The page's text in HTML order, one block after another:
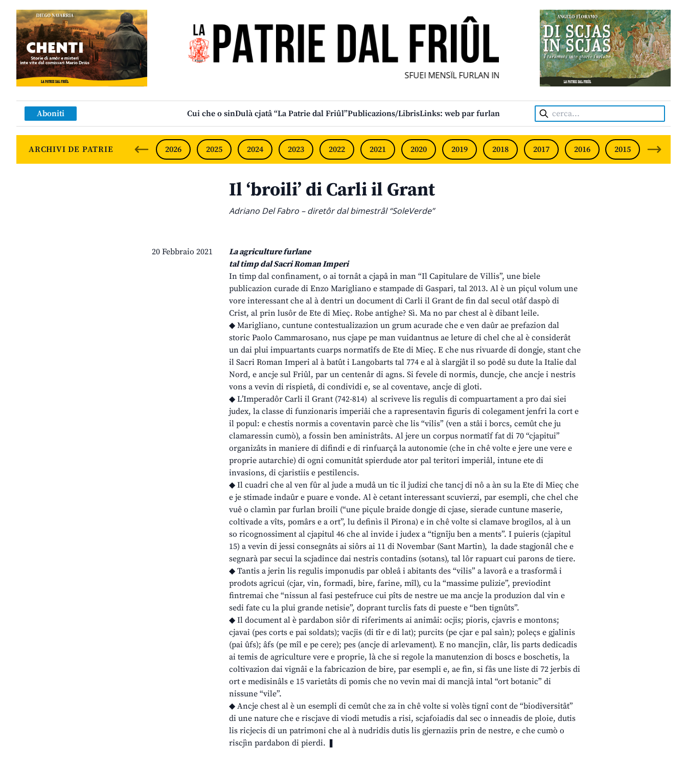
SFUEI MENSÎL FURLAN INDIPENDENT • INDEPENDENT FRIULIAN MONTHLY
Aboniti Cui che o sinDulà cjatâ “La Patrie dal Friûl”Publicazions/LibrisLinks: web par furlan Cerca:
ARCHIVI DE PATRIE 2026 2025 2024 2023 2022 2021 2020 2019 2018 2017 2016 2015 2014
Il ‘broili’ di Carli il Grant
Adriano Del Fabro – diretôr dal bimestrâl “SoleVerde”
20 Febbraio 2021
La agriculture furlane
tal timp dal Sacri Roman Imperi
In timp dal confinament, o ai tornât a cjapâ in man “Il Capitulare de Villis”, une biele
publicazion curade di Enzo Marigliano e stampade di Gaspari, tal 2013. Al è un piçul volum une
vore interessant che al à dentri un document di Carli il Grant de fin dal secul otâf daspò di
Crist, al prin lusôr de Ete di Mieç. Robe antighe? Sì. Ma no par chest al è dibant leile.
◆ Marigliano, cuntune contestualizazion un grum acurade che e ven daûr ae prefazion dal
storic Paolo Cammarosano, nus cjape pe man vuidantnus ae leture di chel che al è considerât
un dai plui impuartants cuarps normatîfs de Ete di Mieç. E che nus rivuarde di dongje, stant che
il Sacri Roman Imperi al à batût i Langobarts tal 774 e al à slargjât il so podê su dute la Italie dal
Nord, e ancje sul Friûl, par un centenâr di agns. Si fevele di normis, duncje, che ancje i nestris
vons a vevin di rispietâ, di condividi e, se al coventave, ancje di gloti.
◆ L’Imperadôr Carli il Grant (742-814) al scriveve lis regulis di compuartament a pro dai siei
judex, la classe di funzionaris imperiâi che a rapresentavin figuris di colegament jenfri la cort e
il popul: e chestis normis a coventavin parcè che lis “vilis” (ven a stâi i borcs, cemût che ju
clamaressin cumò), a fossin ben aministrâts. Al jere un corpus normatîf fat di 70 “cjapitui”
organizâts in maniere di difindi e di rinfuarçâ la autonomie (che in chê volte e jere une vere e
proprie autarchie) di ogni comunitât spierdude ator pal teritori imperiâl, intune ete di
invasions, di cjaristiis e pestilencis.
◆ Il cuadri che al ven fûr al jude a mudâ un tic il judizi che tancj di nô a àn su la Ete di Mieç che
e je stimade indaûr e puare e vonde. Al è cetant interessant scuvierzi, par esempli, che chel che
vuê o clamìn par furlan broili (“une piçule braide dongje di cjase, sierade cuntune maserie,
coltivade a vîts, pomârs e a ort”, lu definìs il Pirona) e in chê volte si clamave brogilos, al à un
so ricognossiment al cjapitul 46 che al invide i judex a “tignîju ben a ments”. I puieris (cjapitul
15) a vevin di jessi consegnâts ai siôrs ai 11 di Novembar (Sant Martin), la dade stagjonâl che e
segnarà par secui la scjadince dai nestris contadins (sotans), tal lôr rapuart cui parons de tiere.
◆ Tantis a jerin lis regulis imponudis par obleâ i abitants des “vilis” a lavorâ e a trasformâ i
prodots agricui (cjar, vin, formadi, bire, farine, mîl), cu la “massime pulizie”, previodint
fintremai che “nissun al fasi pestefruce cui pîts de nestre ue ma ancje la produzion dal vin e
sedi fate cu la plui grande netisie”, doprant turclis fats di pueste e “ben tignûts”.
◆ Il document al è pardabon siôr di riferiments ai animâi: ocjis; pioris, cjavris e montons;
cjavai (pes corts e pai soldats); vacjis (di tîr e di lat); purcits (pe cjar e pal saìn); poleçs e gjalinis
(pai ûfs); âfs (pe mîl e pe cere); pes (ancje di arlevament). E no mancjin, clâr, lis parts dedicadis
ai temis de agriculture vere e proprie, là che si regole la manutenzion di boscs e boschetis, la
coltivazion dai vignâi e la fabricazion de bire, par esempli e, ae fin, si fâs une liste di 72 jerbis di
ort e medisinâls e 15 varietâts di pomis che no vevin mai di mancjâ intal “ort botanic” di
nissune “vile”.
◆ Ancje chest al è un esempli di cemût che za in chê volte si volès tignî cont de “biodiversitât”
di une nature che e riscjave di viodi metudis a risi, scjafoiadis dal sec o inneadis de ploie, dutis
lis ricjecis di un patrimoni che al à nudridis dutis lis gjernaziis prin de nestre, e che cumò o
riscjìn pardabon di pierdi. ❚